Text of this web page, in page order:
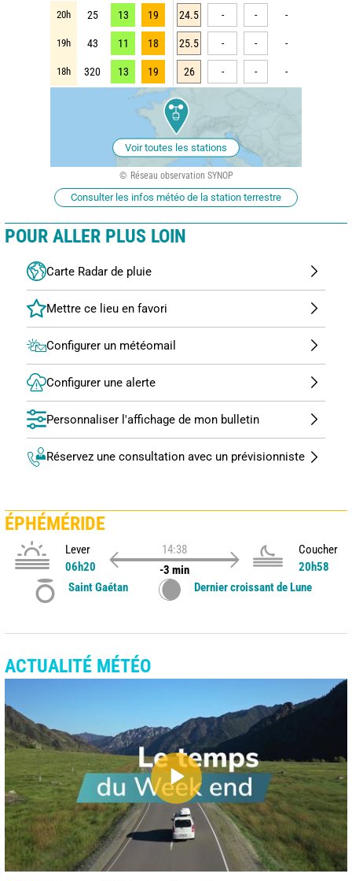
20h 25 13 19 24.5 - - -
19h 43 11 18 25.5 - - -
18h 320 13 19 26 - - -
Voir toutes les stations
Réseau observation SYNOP
Consulter les infos météo de la station terrestre
POUR ALLER PLUS LOIN
Carte Radar de pluie
Configurer un météomail
Configurer une alerte
Personnaliser l'affichage de mon bulletin
Réservez une consultation avec un prévisionniste
ÉPHÉMÉRIDE
Lever
06h20
14:38
-3 min
Coucher
20h58
Saint Gaétan
Dernier croissant de Lune
ACTUALITÉ MÉTÉO